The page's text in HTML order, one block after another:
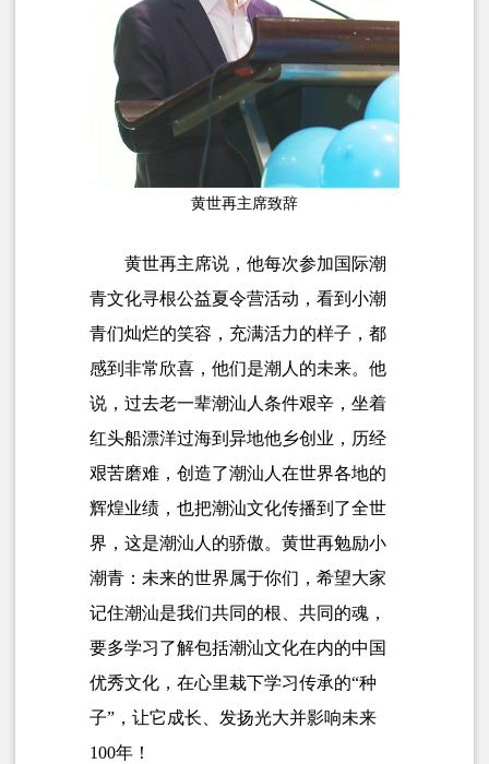
黄世再主席致辞
黄世再主席说， 他每次参加国际潮
青文化寻根公益夏令营活动，看到小潮
青们灿烂的笑容，充满活力的样子，都
感到非常欣喜，他们是潮人的未来。 他
说，过去老一辈潮汕人条件艰辛，坐着
红头船漂洋过海到异地他乡创业，历经
艰苦磨难，创造了潮汕人在世界各地的
辉煌业绩，也把潮汕文化传播到了全世
界，这是潮汕人的骄傲。黄世再勉励小
潮青：未来的世界属于你们，希望大家
记住潮汕是我们共同的根、共同的魂，
要多学习了解包括潮汕文化在内的中国
优秀文化，在心里栽下学习传承的“种
子”，让它成长、发扬光大并影响未来
100年！